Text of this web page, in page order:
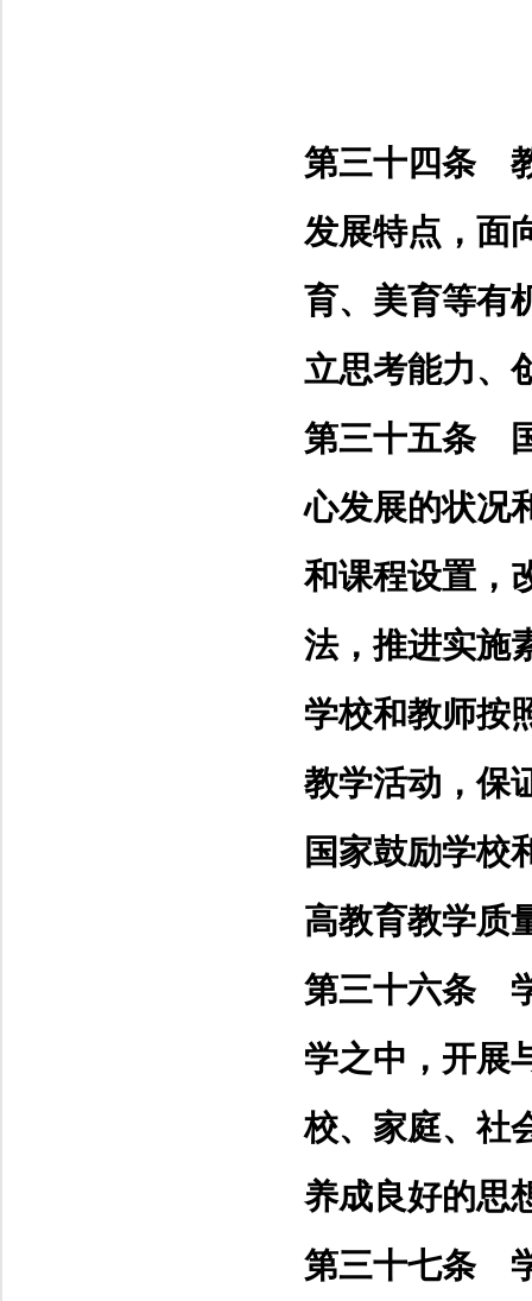
第三十四条
发展特点，面
育、美育等有
立思考能力、
第三十五条
心发展的状况
和课程设置，
法，推进实施
学校和教师按
教学活动，保
国家鼓励学校
高教育教学质
第三十六条
学之中，开展
校、家庭、社
养成良好的思
第三十七条